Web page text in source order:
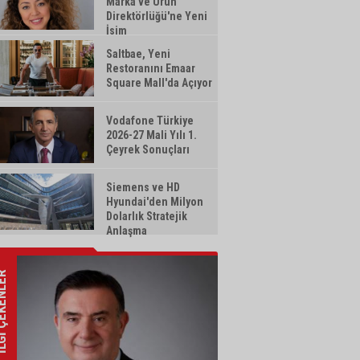
Direktörlüğü'ne Yeni
İsim
Saltbae, Yeni
Restoranını Emaar
Square Mall'da Açıyor
Vodafone Türkiye
2026-27 Mali Yılı 1.
Çeyrek Sonuçları
Siemens ve HD
Hyundai'den Milyon
Dolarlık Stratejik
Anlaşma